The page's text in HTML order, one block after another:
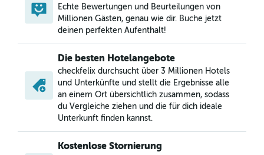
Echte Bewertungen und Beurteilungen von
Millionen Gästen, genau wie dir. Buche jetzt
deinen perfekten Aufenthalt!
Die besten Hotelangebote
checkfelix durchsucht über 3 Millionen Hotels
und Unterkünfte und stellt die Ergebnisse alle
an einem Ort übersichtlich zusammen, sodass
du Vergleiche ziehen und die für dich ideale
Unterkunft finden kannst.
Kostenlose Stornierung